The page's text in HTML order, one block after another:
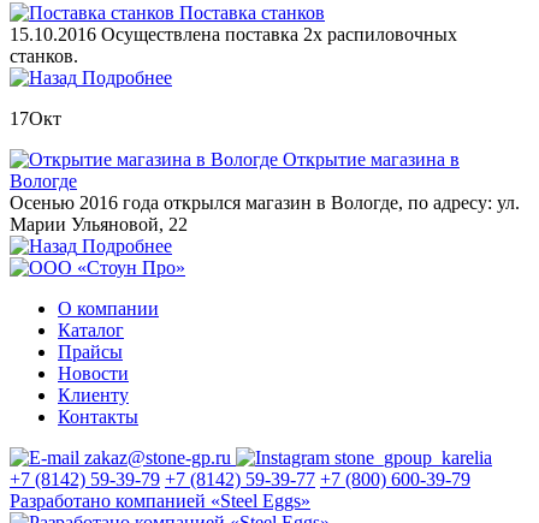
Поставка станков
15.10.2016 Осуществлена поставка 2х распиловочных
станков.
Подробнее
17Окт
Открытие магазина в
Вологде
Осенью 2016 года открылся магазин в Вологде, по адресу: ул.
Марии Ульяновой, 22
Подробнее
О компании
Каталог
Прайсы
Новости
Клиенту
Контакты
zakaz@stone-gp.ru
stone_gpoup_karelia
+7 (8142) 59-39-79 +7 (8142) 59-39-77 +7 (800) 600-39-79
Разработано компанией «Steel Eggs»